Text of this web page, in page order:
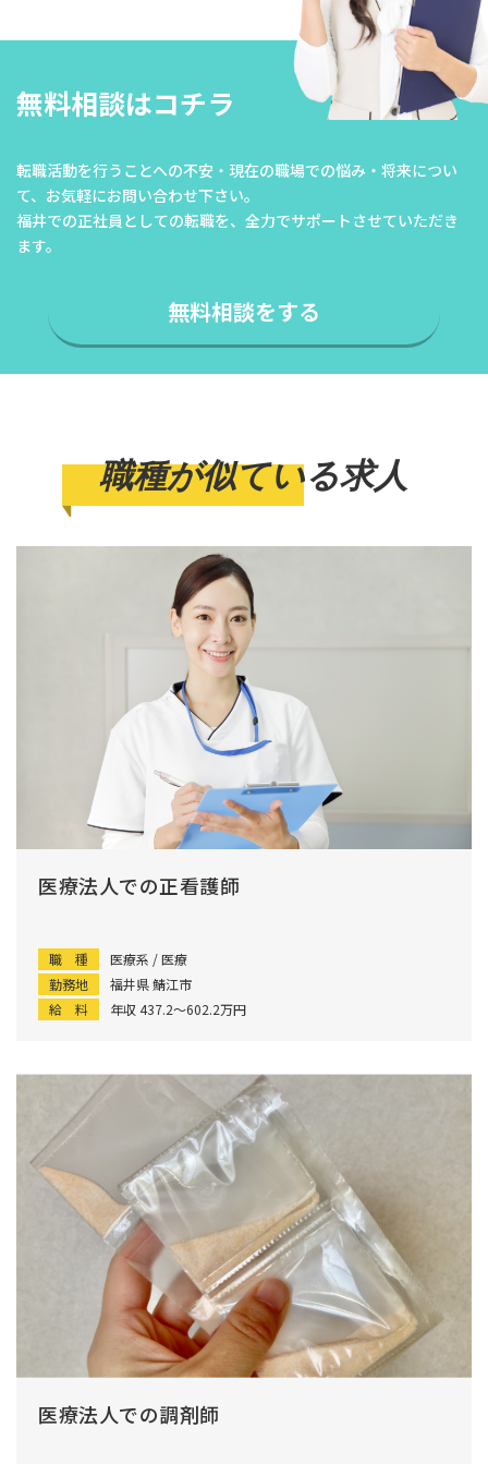
無料相談はコチラ
転職活動を行うことへの不安・現在の職場での悩み・将来につい
て、 お気軽にお問い合わせ下さい。
福井での正社員としての転職を、全力でサポートさせていただき
ます。
無料相談をする
職種が似ている求人
医療法人での正看護師
職 種
医療系 / 医療
勤務地
福井県 鯖江市
給 料
年収 437.2〜602.2万円
医療法人での調剤師